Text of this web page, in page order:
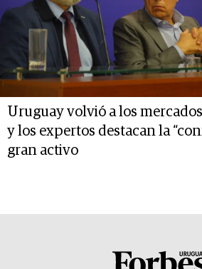
Uruguay volvió a los
y los expertos destacan la
gran activo